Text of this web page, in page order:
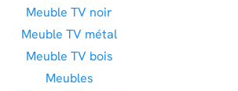
Meuble TV noir
Meuble TV métal
Meuble TV bois
Meubles